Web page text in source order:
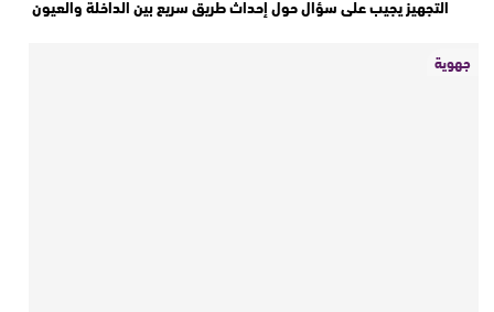
التجهيز يجيب على سؤال حول إحداث طريق سريع بين الداخلة والعيون
جهوية